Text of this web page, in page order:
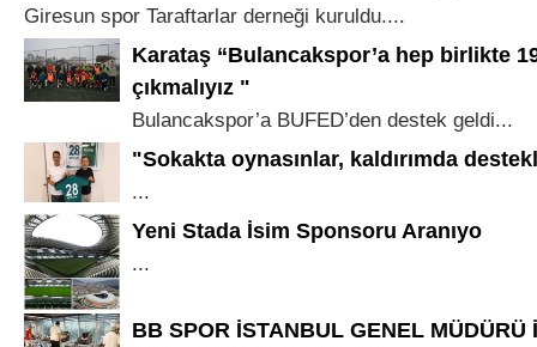
Giresun spor Taraftarlar derneği kuruldu....
Karataş “Bulancakspor’a hep birlikte
çıkmalıyız "
Bulancakspor’a BUFED’den destek geldi...
"Sokakta oynasınlar, kaldırımda
...
Yeni Stada İsim Sponsoru Aranıyo
...
BB SPOR İSTANBUL GENEL MÜDÜRÜ